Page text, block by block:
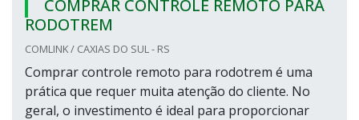
COMPRAR CONTROLE REMOTO PARA
RODOTREM
COMLINK / CAXIAS DO SUL - RS
Comprar controle remoto para rodotrem é uma
prática que requer muita atenção do cliente. No
geral, o investimento é ideal para proporcionar